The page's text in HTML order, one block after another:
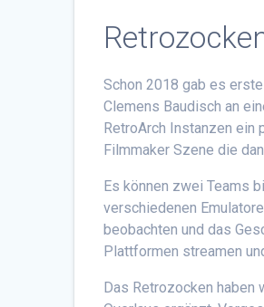
Schon 2018 gab es
Clemens Baudisch an
RetroArch Instanzen ein
Filmmaker Szene die
Es können zwei Teams
verschiedenen
beobachten und das
Plattformen streamen
Das Retrozocken haben